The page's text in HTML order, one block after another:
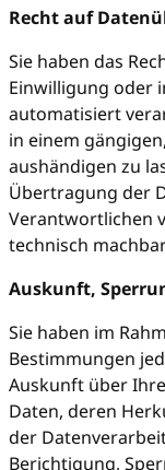
Recht auf
Sie haben das
Einwilligung oder
automatisiert
in einem
aushändigen zu
Übertragung der
Verantwortlichen
technisch
Auskunft,
Sie haben im
Bestimmungen
Auskunft über
Daten, deren
der
Berichtigung,